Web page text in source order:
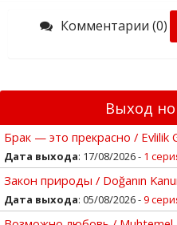
Комментарии (0)
Выход
Брак — это прекрасно / Evlilik
Дата выхода: 17/08/2026 - 1
Закон природы / Doğanın
Дата выхода: 05/08/2026 -9